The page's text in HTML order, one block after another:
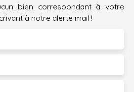
bien correspondant à votre
à notre alerte mail !